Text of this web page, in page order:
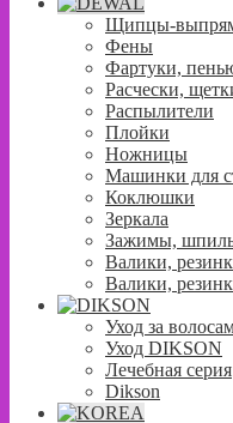
Щипцы-
Фены
Фартуки,
Расчески,
Распылители
Плойки
Ножницы
Машинки для
Коклюшки
Зеркала
Зажимы,
Валики,
Валики,
Уход за
Уход DIKSON
Лечебная серия
Dikson